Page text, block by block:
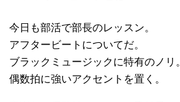
今日も部活で部長のレッスン。
アフタービートについてだ。
ブラックミュージックに特有のノリ。
偶数拍に強いアクセントを置く。